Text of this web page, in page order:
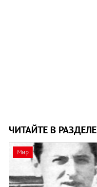
ЧИТАЙТЕ В РАЗДЕЛЕ
Мир